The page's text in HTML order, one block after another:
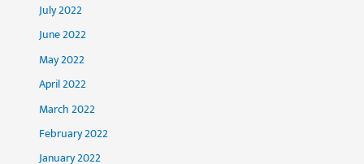
July 2022
June 2022
May 2022
April 2022
March 2022
February 2022
January 2022